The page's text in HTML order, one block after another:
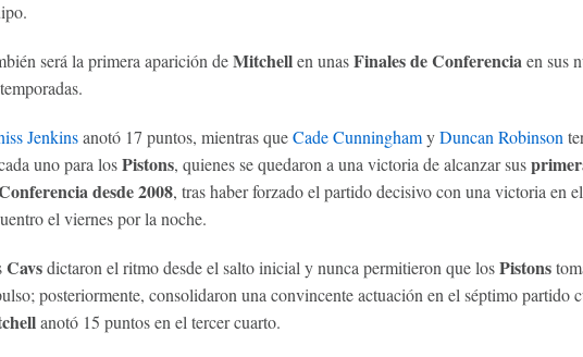
será la primera aparición deMitchellen unasFinales de Conferenciaen sus
Jenkinsanotó 17 puntos, mientras queCade CunninghamyDuncan Robinson
uno para losPistons, quienes se quedaron a una victoria de alcanzar sus
desde 2008, tras haber forzado el partido decisivo con una victoria en
el viernes por la noche.
Cavsdictaron el ritmo desde el salto inicial y nunca permitieron que losPistons
posteriormente, consolidaron una convincente actuación en el séptimo partido
anotó 15 puntos en el tercer cuarto.